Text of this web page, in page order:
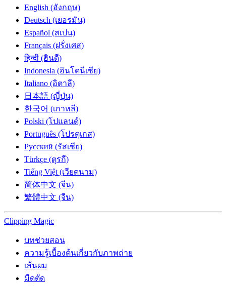
English (อังกฤษ)
Deutsch (เยอรมัน)
Español (สเปน)
Français (ฝรั่งเศส)
हिन्दी (ฮินดี)
Indonesia (อินโดนีเซีย)
Italiano (อิตาลี)
日本語 (ญี่ปุ่น)
한국어 (เกาหลี)
Polski (โปแลนด์)
Português (โปรตุเกส)
Русский (รัสเซีย)
Türkçe (ตุรกี)
Tiếng Việt (เวียดนาม)
简体中文 (จีน)
繁體中文 (จีน)
Clipping Magic
บทช่วยสอน
ความรู้เบื้องต้นเกี่ยวกับภาพถ่าย
เส้นผม
มีดตัด